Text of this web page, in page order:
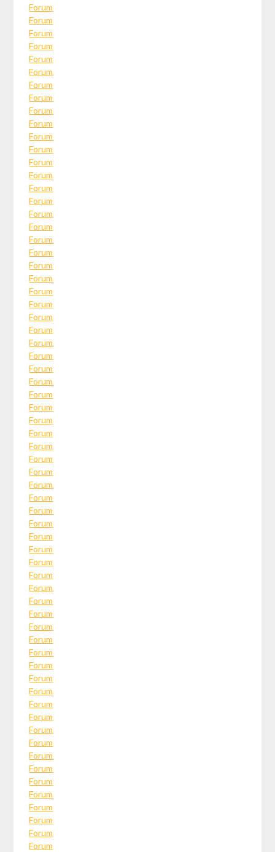
Forum
Forum
Forum
Forum
Forum
Forum
Forum
Forum
Forum
Forum
Forum
Forum
Forum
Forum
Forum
Forum
Forum
Forum
Forum
Forum
Forum
Forum
Forum
Forum
Forum
Forum
Forum
Forum
Forum
Forum
Forum
Forum
Forum
Forum
Forum
Forum
Forum
Forum
Forum
Forum
Forum
Forum
Forum
Forum
Forum
Forum
Forum
Forum
Forum
Forum
Forum
Forum
Forum
Forum
Forum
Forum
Forum
Forum
Forum
Forum
Forum
Forum
Forum
Forum
Forum
Forum